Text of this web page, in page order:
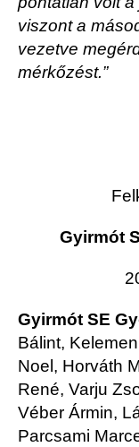
viszont a
vezetve
mérkőzést.”
Gyirmót
Gyirmót SE
Bálint,
Noel, Horváth
René, Varju
Véber Ármin,
Parcsami